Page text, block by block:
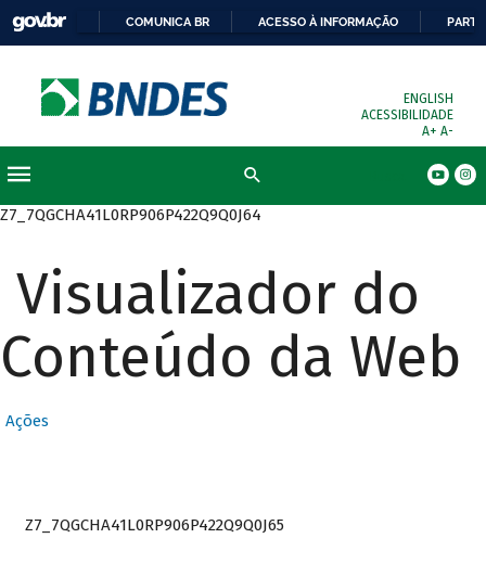
COMUNICA BR ACESSO À INFORMAÇÃO
ENGLISH
ACESSIBILIDADE
A+ A-
Z7_7QGCHA41L0RP906P422Q9Q0J64
Visualizador do
Conteúdo da Web
Ações
Z7_7QGCHA41L0RP906P422Q9Q0J65